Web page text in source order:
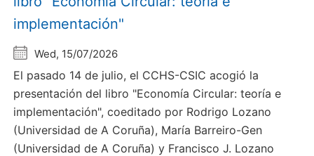
implementación"
Wed, 15/07/2026
El pasado 14 de julio, el CCHS-CSIC acogió la
presentación del libro "Economía Circular: teoría e
implementación", coeditado por Rodrigo Lozano
(Universidad de A Coruña), María Barreiro-Gen
(Universidad de A Coruña) y Francisco J. Lozano